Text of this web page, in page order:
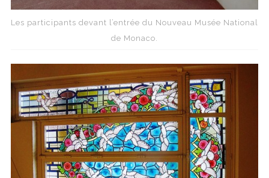
Les participants devant l’entrée du Nouveau Musée National
de Monaco.